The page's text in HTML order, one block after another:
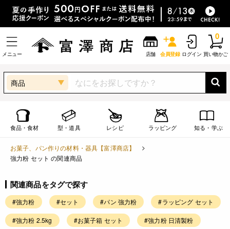
メニュー 店舗 会員登録 ログイン 買い物かご
0
商品
食品・食材 型・道具 レシピ ラッピング 知る・学ぶ
お菓子、パン作りの材料・器具【富澤商店】
強力粉 セット の関連商品
関連商品をタグで探す
#強力粉 #セット #パン 強力粉 #ラッピング セット
#強力粉 2.5kg #お菓子箱 セット #強力粉 日清製粉